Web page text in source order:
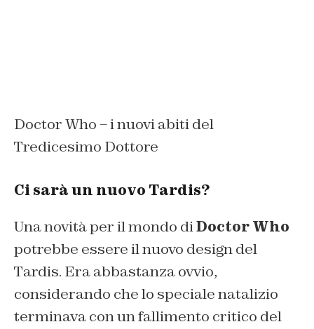
Doctor Who – i nuovi abiti del
Tredicesimo Dottore
Ci sarà un nuovo Tardis?
Una novità per il mondo diDoctor Who
potrebbe essere il nuovo design del
Tardis. Era abbastanza ovvio,
considerando che lo speciale natalizio
terminava con un fallimento critico del